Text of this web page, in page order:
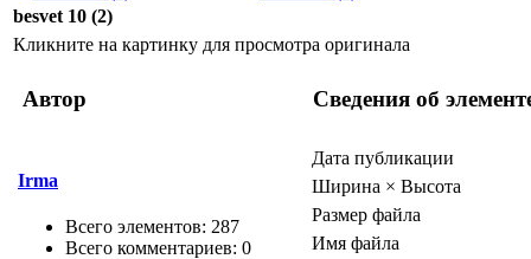
besvet 10 (2)
Кликните на картинку для просмотра оригинала
Автор Сведения об
Irma
Всего элементов: 287
Всего комментариев: 0
Дата публикации
Ширина × Высота
Размер файла
Имя файла